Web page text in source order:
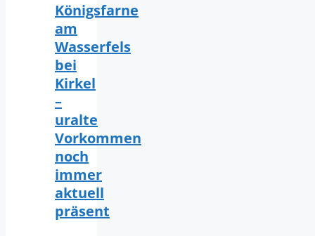
Königsfarne
am
Wasserfels
bei
Kirkel
–
uralte
Vorkommen
noch
immer
aktuell
präsent